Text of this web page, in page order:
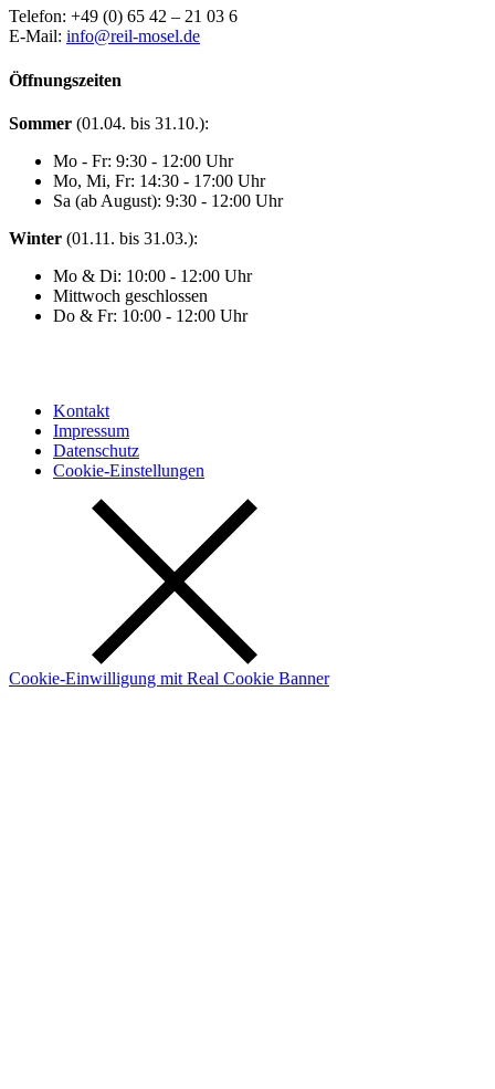
Telefon: +49 (0) 65 42 – 21 03 6
E-Mail: info@reil-mosel.de
Öffnungszeiten
Sommer (01.04. bis 31.10.):
Mo - Fr: 9:30 - 12:00 Uhr
Mo, Mi, Fr: 14:30 - 17:00 Uhr
Sa (ab August): 9:30 - 12:00 Uhr
Winter (01.11. bis 31.03.):
Mo & Di: 10:00 - 12:00 Uhr
Mittwoch geschlossen
Do & Fr: 10:00 - 12:00 Uhr
Kontakt
Impressum
Datenschutz
Cookie-Einstellungen
Cookie-Einwilligung mit Real Cookie Banner